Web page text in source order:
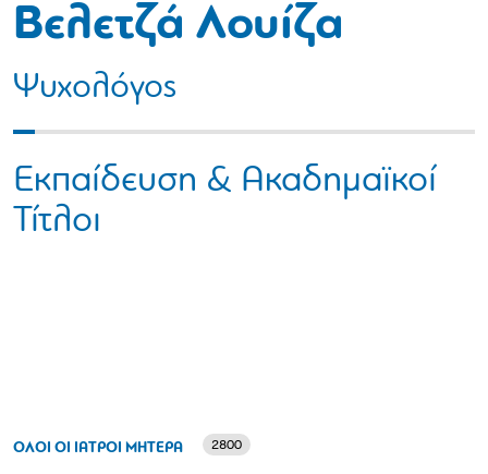
Βελετζά Λουίζα
Ψυχολόγος
Εκπαίδευση & Ακαδημαϊκοί
Τίτλοι
ΟΛΟΙ ΟΙ ΙΑΤΡΟΙ ΜΗΤΕΡΑ 2800